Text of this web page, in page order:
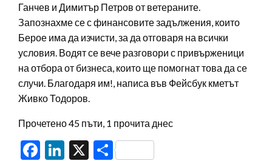
Ганчев и Димитър Петров от ветераните.
Запознахме се с финансовите задължения, които
Берое има да изчисти, за да отговаря на всички
условия. Водят се вече разговори с привърженици
на отбора от бизнеса, които ще помогнат това да се
случи. Благодаря им!, написа във Фейсбук кметът
Живко Тодоров.
Прочетено 45 пъти, 1 прочита днес
Facebook
LinkedIn
X Share